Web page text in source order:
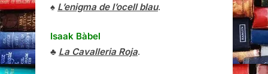
♠ L’enigma de l’ocell blau.
Isaak Bàbel
♣ La Cavalleria Roja.